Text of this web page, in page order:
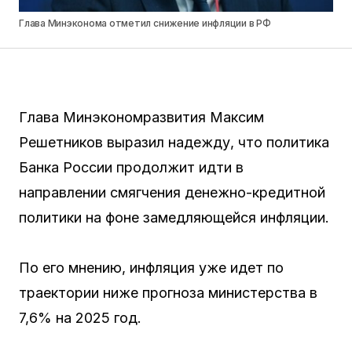
Глава Минэконома отметил снижение инфляции в РФ
Глава Минэкономразвития Максим
Решетников выразил надежду, что политика
Банка России продолжит идти в
направлении смягчения денежно-кредитной
политики на фоне замедляющейся инфляции.
По его мнению, инфляция уже идет по
траектории ниже прогноза министерства в
7,6% на 2025 год.